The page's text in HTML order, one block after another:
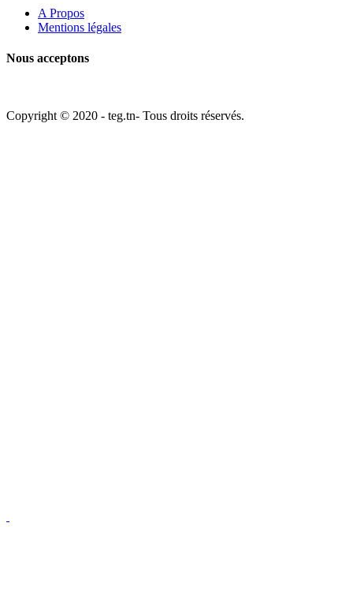
A Propos
Mentions légales
Nous acceptons
Copyright © 2020 - teg.tn- Tous droits réservés.